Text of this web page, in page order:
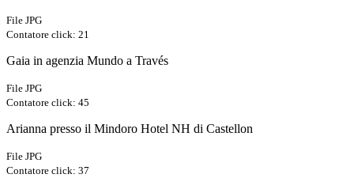
File JPG
Contatore click: 21
Gaia in agenzia Mundo a Través
File JPG
Contatore click: 45
Arianna presso il Mindoro Hotel NH di Castellon
File JPG
Contatore click: 37